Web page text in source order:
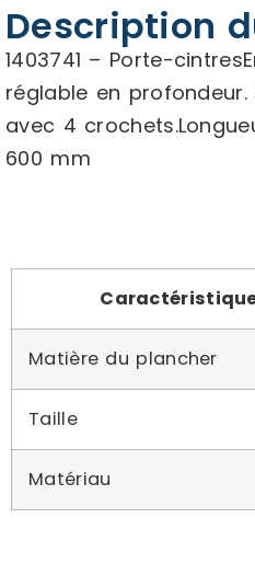
Description
1403741 – Porte-
réglable en profondeur.
avec 4
600 mm
Matière du plancher
Taille
Matériau